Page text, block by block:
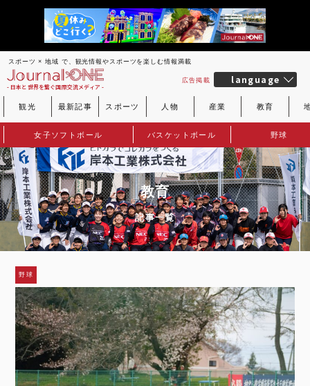
スポーツ × 地域 で、観光情報やスポーツを楽しむ情報満載
- 日本と世界を繋ぐ国際交流メディア -
広告掲載 language
観光 最新記事 スポーツ 人物 産業 教育
女子ソフトボール バスケットボール 野球
教育
記事一覧
野球